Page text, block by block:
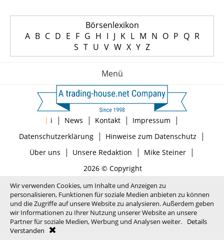
Börsenlexikon
A B C D E F G H I J K L M N O P Q R
S T U V W X Y Z
Menü
| i | News | Kontakt | Impressum |
Datenschutzerklärung| Hinweise zum Datenschutz |
Über uns | Unsere Redaktion | Mike Steiner|
2026 © Copyright
Wir verwenden Cookies, um Inhalte und Anzeigen zu
personalisieren, Funktionen für soziale Medien anbieten zu können
und die Zugriffe auf unsere Website zu analysieren. Außerdem geben
wir Informationen zu Ihrer Nutzung unserer Website an unsere
Partner für soziale Medien, Werbung und Analysen weiter.
Details
Verstanden